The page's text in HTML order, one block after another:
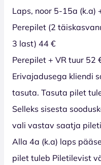
Laps, noor 5-15a (k.a)
Perepilet (2
3 last) 44 €
Perepilet + VR tuur 52
Erivajadusega kliendi
tasuta. Tasuta pilet
Selleks sisesta
vali vastav saatja
Alla 4a (k.a) laps
pilet tuleb Piletilevist